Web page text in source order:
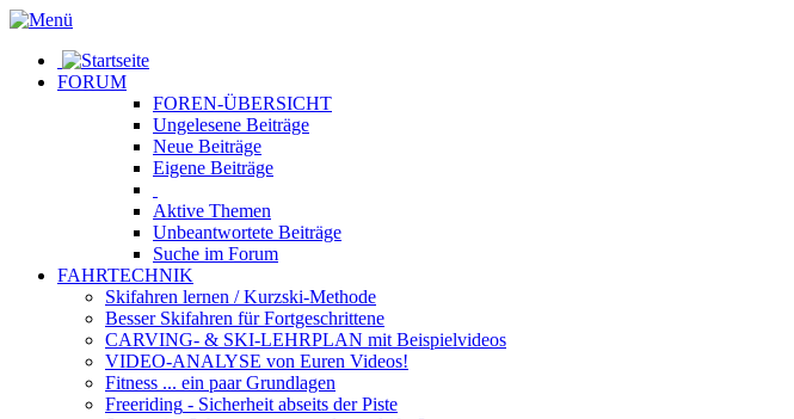
FORUM
FOREN-ÜBERSICHT
Ungelesene Beiträge
Neue Beiträge
Eigene Beiträge
Aktive Themen
Unbeantwortete Beiträge
Suche im Forum
FAHRTECHNIK
Skifahren lernen / Kurzski-Methode
Besser Skifahren für Fortgeschrittene
CARVING- & SKI-LEHRPLAN mit Beispielvideos
VIDEO-ANALYSE von Euren Videos!
Fitness ... ein paar Grundlagen
Freeriding - Sicherheit abseits der Piste